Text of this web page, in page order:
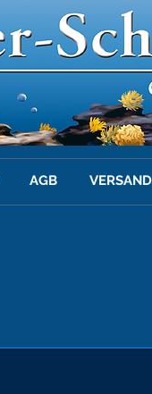
AGB VERSAND